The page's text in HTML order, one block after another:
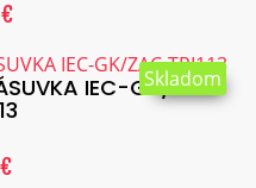
IEC-GK/ZAC-
Skladom